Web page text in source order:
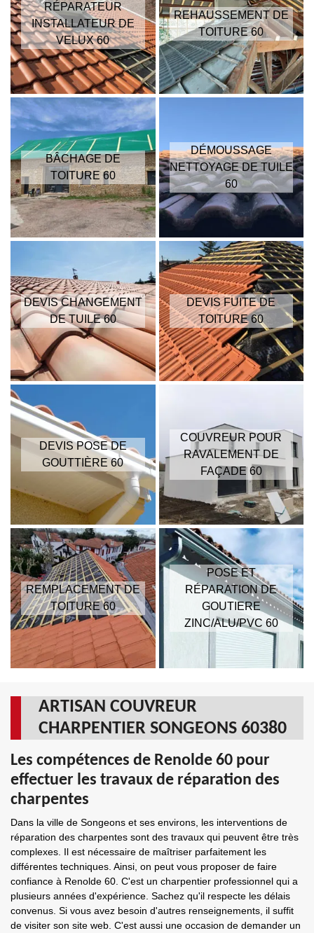
RÉPARATEUR
INSTALLATEUR DE
VELUX 60
REHAUSSEMENT DE
TOITURE 60
BÂCHAGE DE
TOITURE 60
DÉMOUSSAGE
NETTOYAGE DE TUILE
60
DEVIS CHANGEMENT
DE TUILE 60
DEVIS FUITE DE
TOITURE 60
DEVIS POSE DE
GOUTTIÈRE 60
COUVREUR POUR
RAVALEMENT DE
FAÇADE 60
REMPLACEMENT DE
TOITURE 60
POSE ET
RÉPARATION DE
GOUTIERE
ZINC/ALU/PVC 60
ARTISAN COUVREUR
CHARPENTIER SONGEONS 60380
Les compétences de Renolde 60 pour
effectuer les travaux de réparation des
charpentes
Dans la ville de Songeons et ses environs, les interventions de
réparation des charpentes sont des travaux qui peuvent être très
complexes. Il est nécessaire de maîtriser parfaitement les
différentes techniques. Ainsi, on peut vous proposer de faire
confiance à Renolde 60. C'est un charpentier professionnel qui a
plusieurs années d'expérience. Sachez qu'il respecte les délais
convenus. Si vous avez besoin d'autres renseignements, il suffit
de visiter son site web. C'est aussi une occasion de demander un